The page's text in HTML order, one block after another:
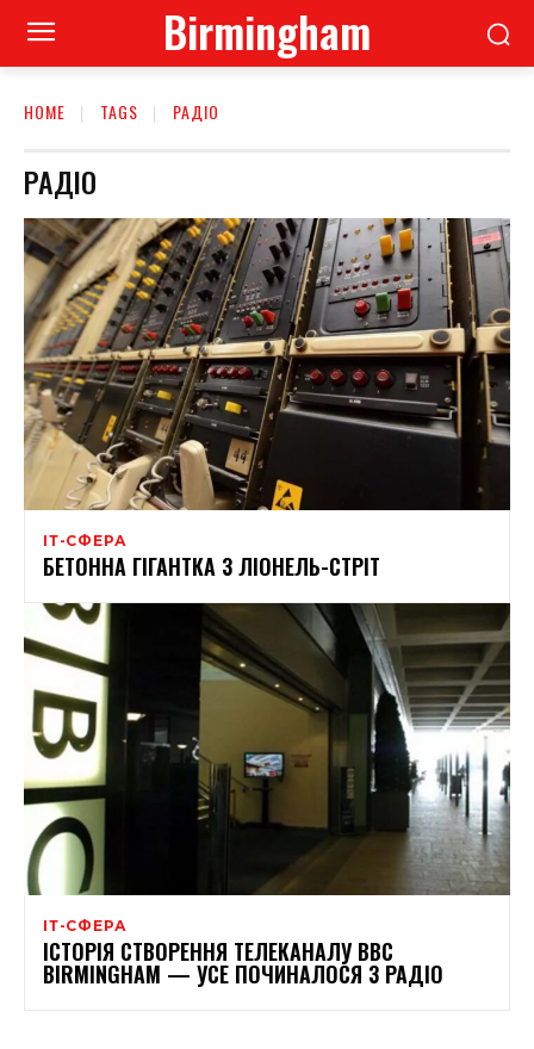
Birmingham
HOME TAGS РАДІО
РАДІО
ІТ-СФЕРА
БЕТОННА ГІГАНТКА З ЛІОНЕЛЬ-СТРІТ
ІТ-СФЕРА
ІСТОРІЯ СТВОРЕННЯ ТЕЛЕКАНАЛУ BBC
BIRMINGHAM — УСЕ ПОЧИНАЛОСЯ З РАДІО